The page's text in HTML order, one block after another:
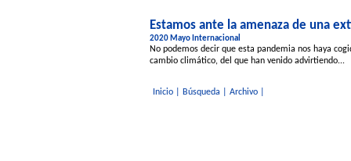
Estamos ante la amenaza de una
2020 Mayo Internacional
No podemos decir que esta pandemia nos haya
cambio climático, del que han venido advirtiendo...
Inicio| Búsqueda Archivo|